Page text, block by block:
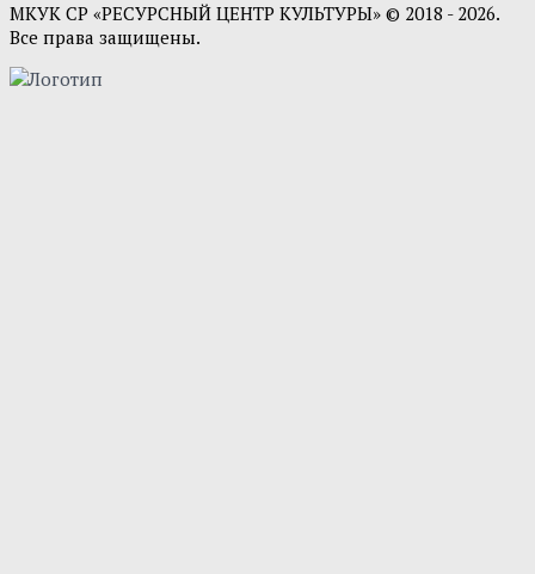
МКУК СР «РЕСУРСНЫЙ ЦЕНТР КУЛЬТУРЫ» © 2018 - 2026.
Все права защищены.